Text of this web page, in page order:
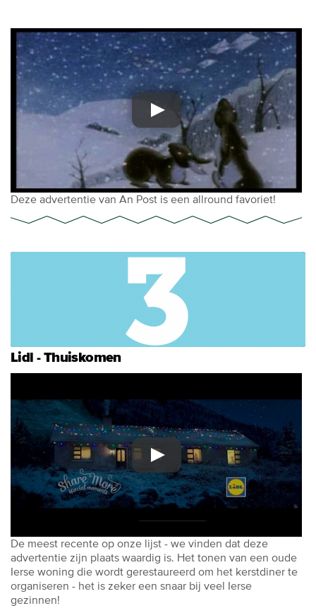
Deze advertentie van An Post is een allround favoriet!
Lidl - Thuiskomen
De meest recente op onze lijst - we vinden dat deze
advertentie zijn plaats waardig is. Het tonen van een oude
Ierse woning die wordt gerestaureerd om het kerstdiner te
organiseren - het is zeker een snaar bij veel Ierse
gezinnen!